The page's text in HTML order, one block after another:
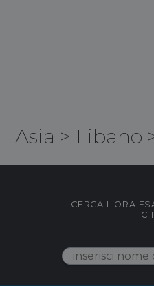
Asia > Libano
CERCA L'ORA